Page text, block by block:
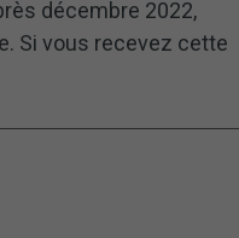
décembre 2022,
Si vous recevez cette